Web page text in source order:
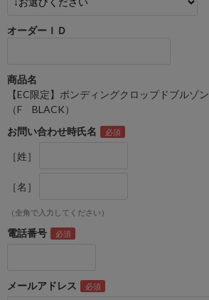
オーダーＩＤ
商品名
【EC限定】ボンディングクロップドブルゾン
（F BLACK）
お問い合わせ時氏名
［姓］
［名］
（全角で入力してください）
電話番号
メールアドレス